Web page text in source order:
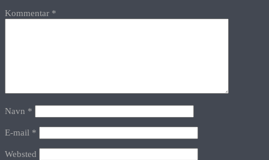
Kommentar *
Navn *
E-mail *
Websted